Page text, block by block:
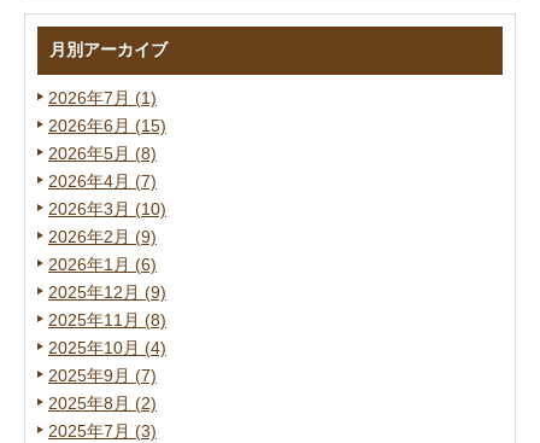
月別アーカイブ
2026年7月 (1)
2026年6月 (15)
2026年5月 (8)
2026年4月 (7)
2026年3月 (10)
2026年2月 (9)
2026年1月 (6)
2025年12月 (9)
2025年11月 (8)
2025年10月 (4)
2025年9月 (7)
2025年8月 (2)
2025年7月 (3)